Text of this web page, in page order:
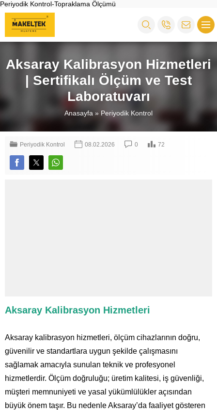
Periyodik Kontrol-Topraklama Ölçümü
Aksaray Kalibrasyon Hizmetleri
| Sertifikalı Ölçüm ve Test
Laboratuvarı
Anasayfa » Periyodik Kontrol
Periyodik Kontrol 08.02.2026 0 72
Aksaray Kalibrasyon Hizmetleri
Aksaray kalibrasyon hizmetleri, ölçüm cihazlarının doğru,
güvenilir ve standartlara uygun şekilde çalışmasını
sağlamak amacıyla sunulan teknik ve profesyonel
hizmetlerdir. Ölçüm doğruluğu; üretim kalitesi, iş güvenliği,
müşteri memnuniyeti ve yasal yükümlülükler açısından
büyük önem taşır. Bu nedenle Aksaray’da faaliyet gösteren